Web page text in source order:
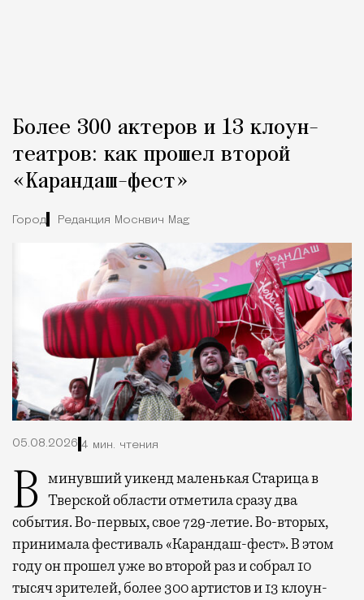
Более 300 актеров и 13 клоун-
театров: как прошел второй
«Карандаш-фест»
Город Редакция Москвич Mag
05.08.2026 4 мин. чтения
В минувший уикенд маленькая Старица в Тверской области отметила сразу два
события. Во-первых, свое 729-летие. Во-вторых,
принимала фестиваль «Карандаш-фест». В этом
году он прошел уже во второй раз и собрал 10
тысяч зрителей, более 300 артистов и 13 клоун-